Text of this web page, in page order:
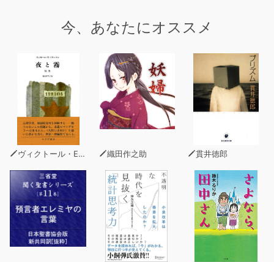
今、あなたにオススメ
ヴィクトール・E・フランクル 織田作之助 貫井徳郎